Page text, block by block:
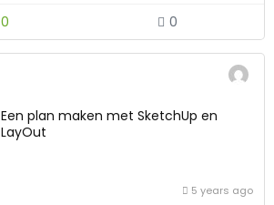
0 0
Een plan maken met SketchUp en
LayOut
5 years ago